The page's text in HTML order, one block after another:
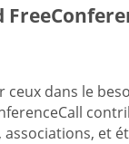
dans le
associations, et